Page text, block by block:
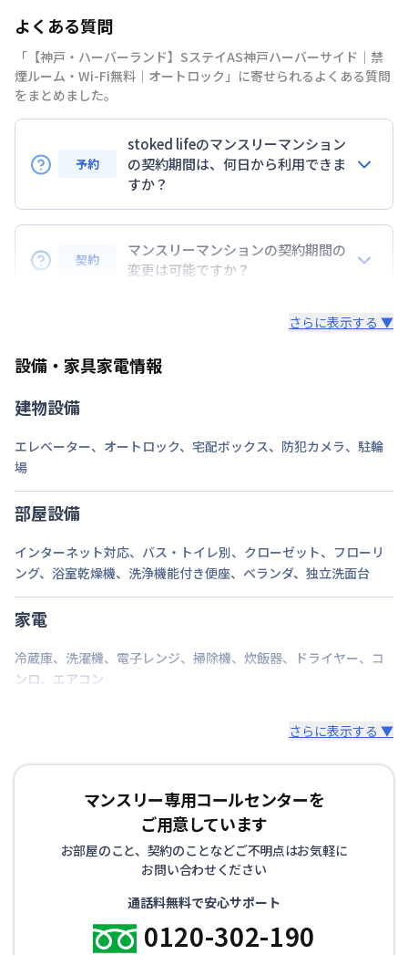
禁煙・喫煙
交通
神戸高速鉄道東西線新開地駅徒歩 8分
2名
駐車場
なし
情報更新日 2026年7月27日
よくある質問
「【神戸・ハーバーランド】SステイAS神戸ハーバーサイド｜禁
煙ルーム・Wi-Fi無料｜オートロック」に寄せられるよくある質問
をまとめました。
予約
stoked lifeのマンスリーマンション
の契約期間は、何日から利用できま
すか？
7日以上からのご契約期間ですが1ヶ月（30日）以上
のご契約期間の地域もございますのでお気軽にお問い
合わせください。
契約
マンスリーマンションの契約期間の
変更は可能ですか？
約が入っていなければ、ご対応可能です。その際、再
い。期間の変更がある場合は、できるだけお早めにご
さらに表示する ▼
設備・家具家電情報
建物設備
エレベーター、 オートロック、 宅配ボックス、 防犯カメラ、 駐輪
場
部屋設備
インターネット対応、 バス・トイレ別、 クローゼット、 フローリ
ング、 浴室乾燥機、 洗浄機能付き便座、 ベランダ、 独立洗面台
家電
冷蔵庫、 洗濯機、 電子レンジ、 掃除機、 炊飯器、 ドライヤー、 コ
ンロ、 エアコン
さらに表示する ▼
マンスリー専用コールセンターを
ご用意しています
お部屋のこと、契約のことなどご不明点はお気軽に
お問い合わせください
通話料無料で安心サポート
0120-302-190